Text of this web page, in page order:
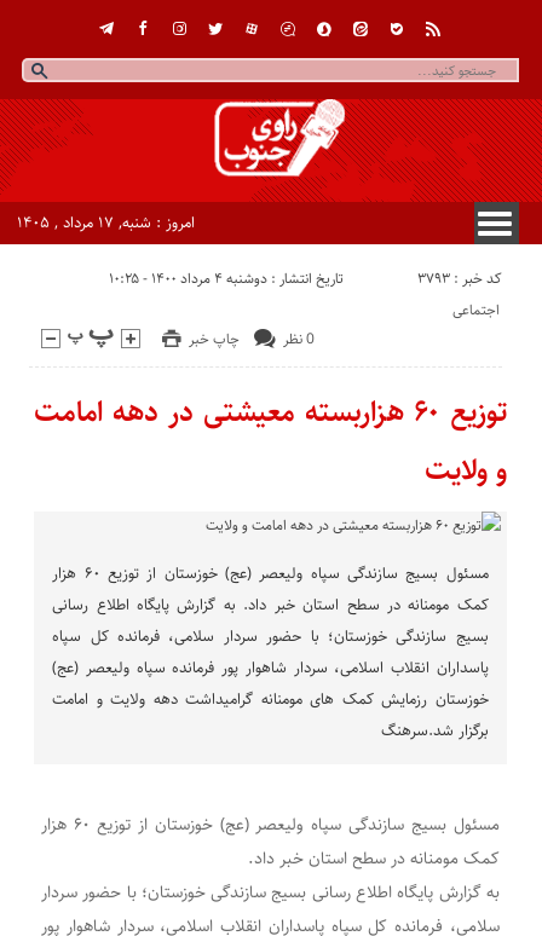
امروز : شنبه, ۱۷ مرداد , ۱۴۰۵
کد خبر : 3793 تاریخ انتشار : دوشنبه ۴ مرداد ۱۴۰۰ - ۱۰:۲۵
چاپ خبر 0 نظر
اجتماعی
توزیع ۶۰ هزاربسته معیشتی در دهه امامت
و ولایت
مسئول بسیج سازندگی سپاه ولیعصر (عج) خوزستان از توزیع ۶۰ هزار
کمک مومنانه در سطح استان خبر داد. به گزارش پایگاه اطلاع رسانی
بسیج سازندگی خوزستان؛ با حضور سردار سلامی، فرمانده کل سپاه
پاسداران انقلاب اسلامی، سردار شاهوار پور فرمانده سپاه ولیعصر (عج)
خوزستان رزمایش کمک های مومنانه گرامیداشت دهه ولایت و امامت
برگزار شد.سرهنگ
مسئول بسیج سازندگی سپاه ولیعصر (عج) خوزستان از توزیع ۶۰ هزار
کمک مومنانه در سطح استان خبر داد.
به گزارش پایگاه اطلاع رسانی بسیج سازندگی خوزستان؛ با حضور سردار
سلامی، فرمانده کل سپاه پاسداران انقلاب اسلامی، سردار شاهوار پور